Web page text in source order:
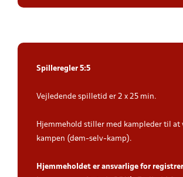
Spilleregler 5:5
Vejledende spilletid er 2 x 25 min.
Hjemmehold stiller med kampleder til at
kampen (døm-selv-kamp).
Hjemmeholdet er ansvarlige for